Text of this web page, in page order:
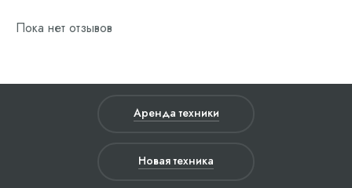
Пока нет отзывов
Аренда техники
Новая техника